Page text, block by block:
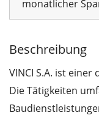
monatlicher
Beschreibung
VINCI S.A. ist
Die Tätigkeiten